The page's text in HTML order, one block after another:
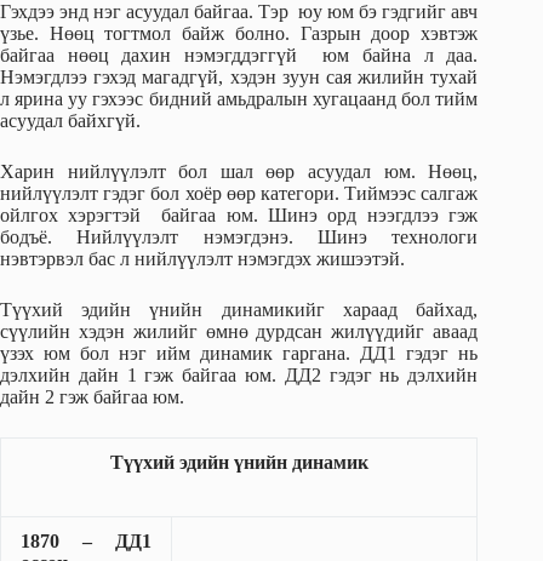
Гэхдээ энд нэг асуудал байгаа. Тэр юу юм бэ гэдгийг авч
үзье. Нөөц тогтмол байж болно. Газрын доор хэвтэж
байгаа нөөц дахин нэмэгддэггүй юм байна л даа.
Нэмэгдлээ гэхэд магадгүй, хэдэн зуун сая жилийн тухай
л ярина уу гэхээс бидний амьдралын хугацаанд бол тийм
асуудал байхгүй.
Харин нийлүүлэлт бол шал өөр асуудал юм. Нөөц,
нийлүүлэлт гэдэг бол хоёр өөр категори. Тиймээс салгаж
ойлгох хэрэгтэй байгаа юм. Шинэ орд нээгдлээ гэж
бодъё. Нийлүүлэлт нэмэгдэнэ. Шинэ технологи
нэвтэрвэл бас л нийлүүлэлт нэмэгдэх жишээтэй.
Түүхий эдийн үнийн динамикийг хараад байхад,
сүүлийн хэдэн жилийг өмнө дурдсан жилүүдийг аваад
үзэх юм бол нэг ийм динамик гаргана. ДД1 гэдэг нь
дэлхийн дайн 1 гэж байгаа юм. ДД2 гэдэг нь дэлхийн
дайн 2 гэж байгаа юм.
Түүхий эдийн үнийн динамик
1870 – ДД1